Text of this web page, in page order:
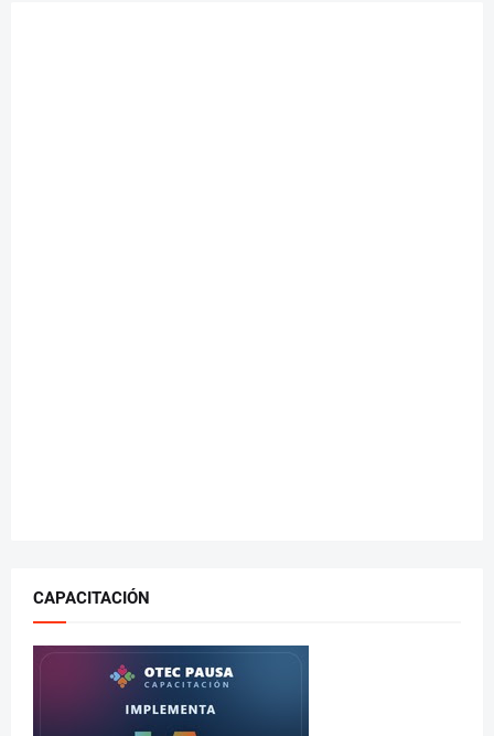
CAPACITACIÓN